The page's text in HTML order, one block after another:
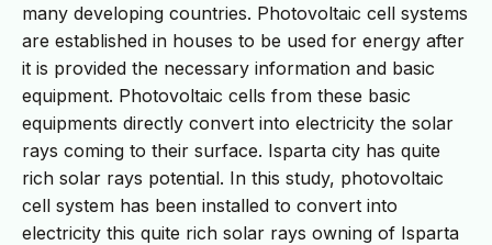
many developing countries. Photovoltaic cell systems
are established in houses to be used for energy after
it is provided the necessary information and basic
equipment. Photovoltaic cells from these basic
equipments directly convert into electricity the solar
rays coming to their surface. Isparta city has quite
rich solar rays potential. In this study, photovoltaic
cell system has been installed to convert into
electricity this quite rich solar rays owning of Isparta